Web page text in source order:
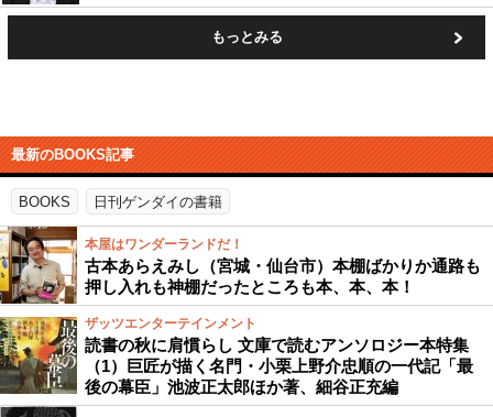
もっとみる
最新のBOOKS記事
BOOKS 日刊ゲンダイの書籍
本屋はワンダーランドだ！
古本あらえみし（宮城・仙台市）本棚ばかりか通路も
押し入れも神棚だったところも本、本、本！
ザッツエンターテインメント
読書の秋に肩慣らし 文庫で読むアンソロジー本特集
（1）巨匠が描く名門・小栗上野介忠順の一代記「最
後の幕臣」池波正太郎ほか著、細谷正充編